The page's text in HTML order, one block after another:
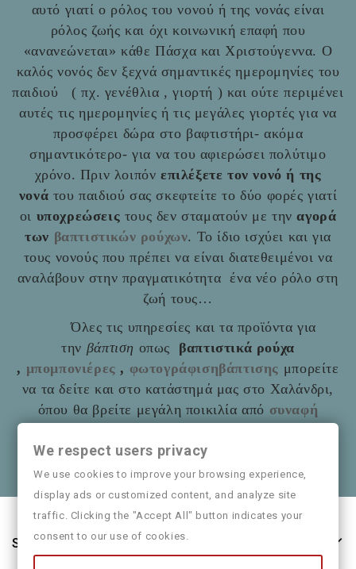
αυτό γιατί ο ρόλος του νονού ή της νονάς είναι
ρόλος ζωής και όχι κοινωνική επαφή που
«ανανεώνεται» κάθε Πάσχα και Χριστούγεννα. Ο
καλός νονός δεν ξεχνά σημαντικές ημερομηνίες του
παιδιού ( πχ. γενέθλια , γιορτή ) και ούτε περιμένει
αυτές τις ημερομηνίες ή τις μεγάλες γιορτές για να
προσφέρει δώρα στο βαφτιστήρι- ακόμα
σημαντικότερο- για να του αφιερώσει πολύτιμο
χρόνο. Πριν λοιπόν επιλέξετε τον νονό ή της
νονά του παιδιού σας σκεφτείτε το δύο φορές γιατί
οι υποχρεώσεις τους δεν σταματούν με τηναγορά
των βαπτιστικών ρούχων. Το ίδιο ισχύει και για
τους νονούς που πρέπει να είναι διατεθειμένοι να
αναλάβουν στην πραγματικότητα ένα νέο ρόλο στη
ζωή τους…
Όλες τις υπηρεσίες και τα προϊόντα για
την βάπτιση οπως
βαπτιστικά ρούχα
, μπομπονιέρες , φωτογράφισηβάπτισης μπορείτε
να τα δείτε και στο κατάστημά μας στο Χαλάνδρι,
όπου θα βρείτε μεγάλη ποικιλία από συναφή
Θα χαρούμε να τα πούμε και από κοντά
Store Information
We respect users privacy
We use cookies to improve your browsing experience,
display ads or customized content, and analyze site
traffic. Clicking the "Accept All" button indicates your
consent to our use of cookies.